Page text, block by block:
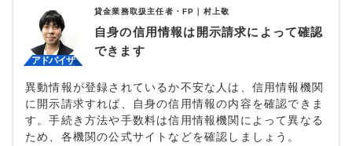
貸金業務取扱主任者・FP｜ 村上敬
自身の信用情報は開示請求によって確認
できます
異動情報が登録されているか不安な人は、信用情報機関
に開示請求すれば、自身の信用情報の内容を確認できま
す。手続き方法や手数料は信用情報機関によって異なる
ため、各機関の公式サイトなどを確認しましょう。